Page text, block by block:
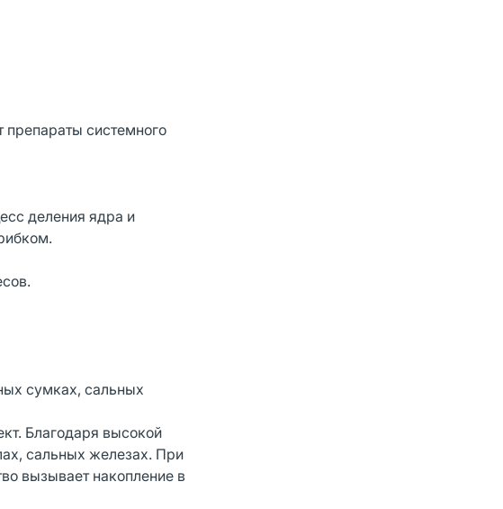
препараты системного
деления ядра и
сумках, сальных
Благодаря высокой
сальных железах. При
вызывает накопление в